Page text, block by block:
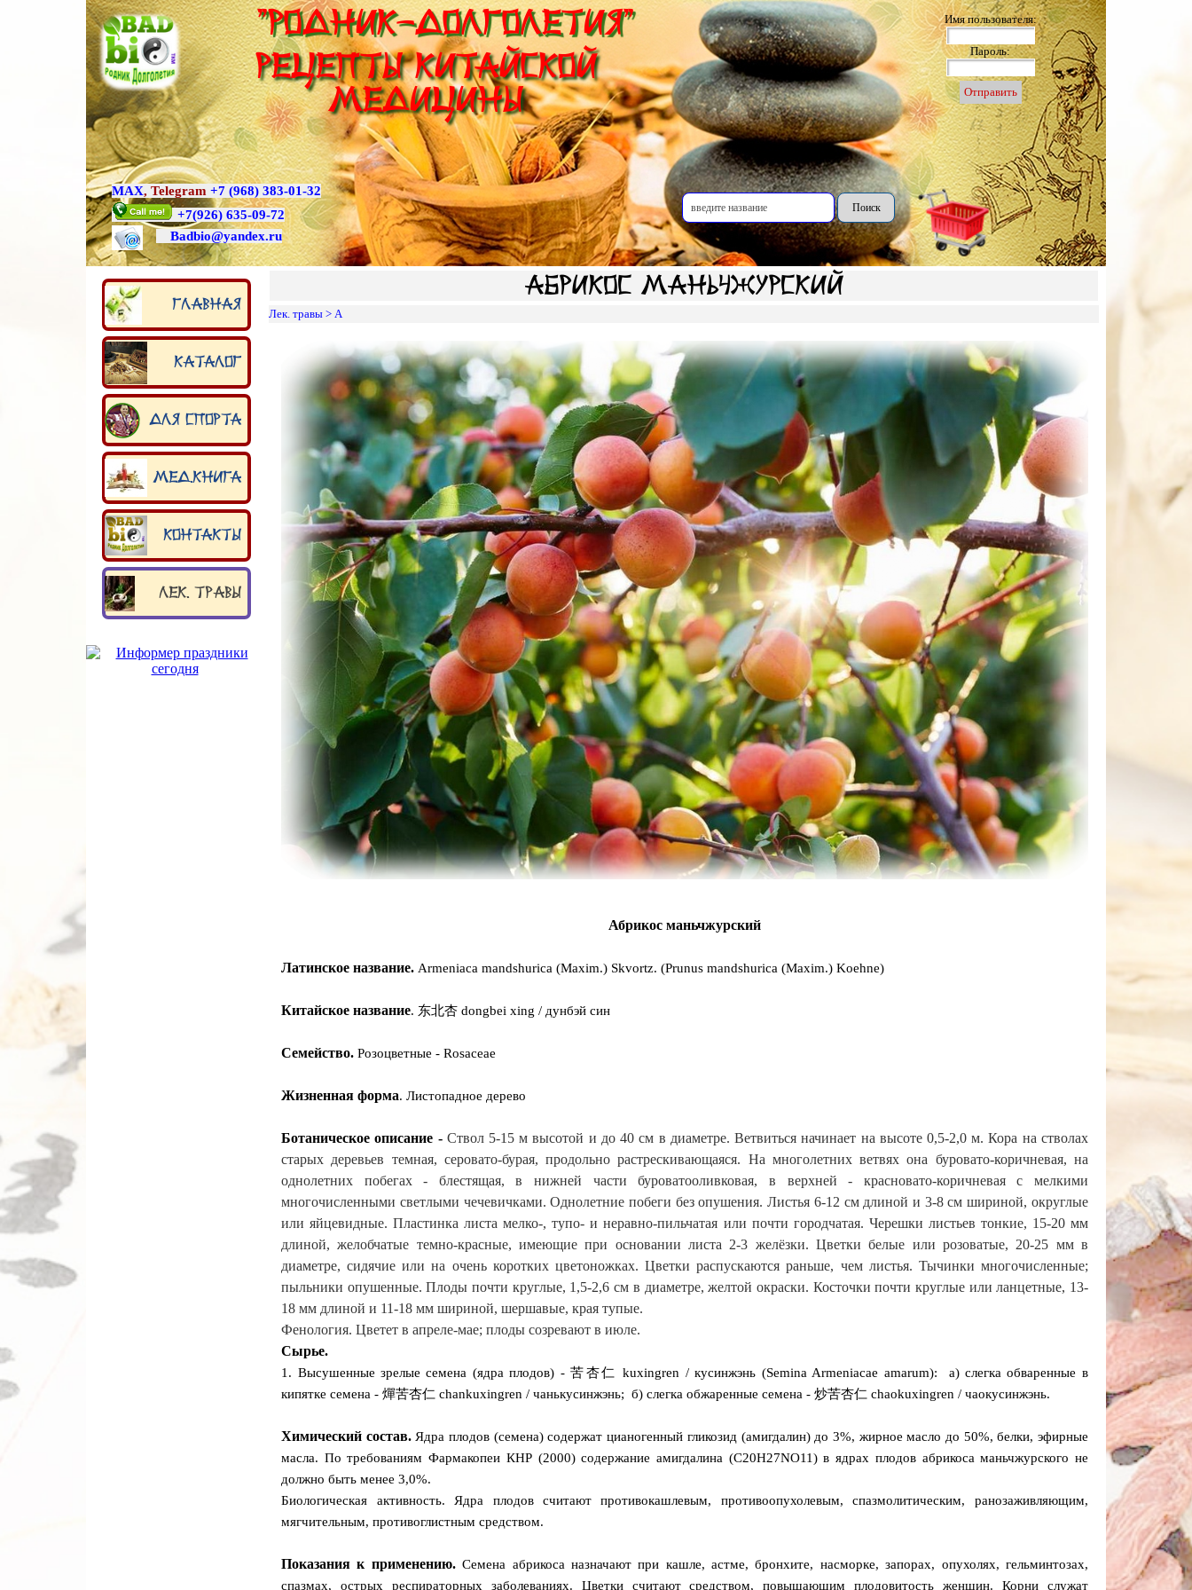
Рецепты Китайской
медицины
"Родник-Долголетия"
Поиск
MAX, Telegram +7 (968) 383-01-32
+7(926) 635-09-72
Badbio@yandex.ru
Имя пользователя:
Пароль:
Главная
Каталог
Для спорта
Мед.книга
Контакты
Лек. травы
Абрикос маньчжурский
Лек. травы >А
Абрикос маньчжурский
Латинское название. Armeniaca mandshurica (Maxim.) Skvortz. (Prunus mandshurica (Maxim.) Koehne)
Китайское название. 东北杏 dongbei xing / дунбэй син
Семейство. Розоцветные - Rosaceae
Жизненная форма. Листопадное дерево
Ботаническое описание - Ствол 5-15 м высотой и до 40 см в диаметре. Ветвиться начинает на высоте 0,5-2,0 м. Кора на стволах
старых деревьев темная, серовато-бурая, продольно растрескивающаяся. На многолетних ветвях она буровато-коричневая, на
однолетних побегах - блестящая, в нижней части буроватооливковая, в верхней - красновато-коричневая с мелкими
многочисленными светлыми чечевичками. Однолетние побеги без опушения. Листья 6-12 см длиной и 3-8 см шириной, округлые
или яйцевидные. Пластинка листа мелко-, тупо- и неравно-пильчатая или почти городчатая. Черешки листьев тонкие, 15-20 мм
длиной, желобчатые темно-красные, имеющие при основании листа 2-3 желёзки. Цветки белые или розоватые, 20-25 мм в
диаметре, сидячие или на очень коротких цветоножках. Цветки распускаются раньше, чем листья. Тычинки многочисленные;
пыльники опушенные. Плоды почти круглые, 1,5-2,6 см в диаметре, желтой окраски. Косточки почти круглые или ланцетные, 13-
18 мм длиной и 11-18 мм шириной, шершавые, края тупые.
Фенология. Цветет в апреле-мае; плоды созревают в июле.
Сырье.
1. Высушенные зрелые семена (ядра плодов) - 苦杏仁 kuxingren / кусинжэнь (Semina Armeniacae amarum): а) слегка обваренные в
кипятке семена - 燀苦杏仁 chankuxingren / чанькусинжэнь; б) слегка обжаренные семена - 炒苦杏仁 chaokuxingren / чаокусинжэнь.
Химический состав.Ядра плодов (семена) содержат цианогенный гликозид (амигдалин) до 3%, жирное масло до 50%, белки, эфирные
масла. По требованиям Фармакопеи КНР (2000) содержание амигдалина (C20H27NO11) в ядрах плодов абрикоса маньчжурского не
должно быть менее 3,0%.
Биологическая активность. Ядра плодов считают противокашлевым, противоопухолевым, спазмолитическим, ранозаживляющим,
мягчительным, противоглистным средством.
Показания к применению.Семена абрикоса назначают при кашле, астме, бронхите, насморке, запорах, опухолях, гельминтозах,
спазмах, острых респираторных заболеваниях. Цветки считают средством, повышающим плодовитость женщин. Корни служат